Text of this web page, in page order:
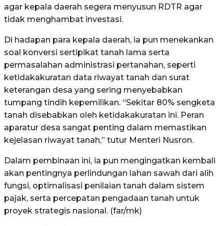
agar kepala daerah segera menyusun RDTR agar
tidak menghambat investasi.
Di hadapan para kepala daerah, ia pun menekankan
soal konversi sertipikat tanah lama serta
permasalahan administrasi pertanahan, seperti
ketidakakuratan data riwayat tanah dan surat
keterangan desa yang sering menyebabkan
tumpang tindih kepemilikan. “Sekitar 80% sengketa
tanah disebabkan oleh ketidakakuratan ini. Peran
aparatur desa sangat penting dalam memastikan
kejelasan riwayat tanah,” tutur Menteri Nusron.
Dalam pembinaan ini, ia pun mengingatkan kembali
akan pentingnya perlindungan lahan sawah dari alih
fungsi, optimalisasi penilaian tanah dalam sistem
pajak, serta percepatan pengadaan tanah untuk
proyek strategis nasional. (far/mk)